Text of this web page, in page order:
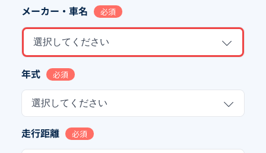
メーカー・車名 必須
選択してください
年式 必須
選択してください
走行距離 必須